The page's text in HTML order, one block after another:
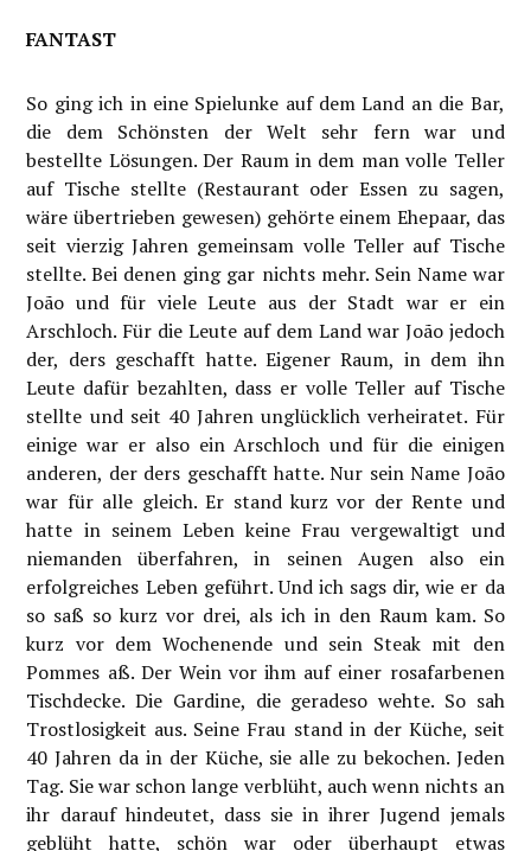
FANTAST
So ging ich in eine Spielunke auf dem Land an die Bar,
die dem Schönsten der Welt sehr fern war und
bestellte Lösungen. Der Raum in dem man volle Teller
auf Tische stellte (Restaurant oder Essen zu sagen,
wäre übertrieben gewesen) gehörte einem Ehepaar, das
seit vierzig Jahren gemeinsam volle Teller auf Tische
stellte. Bei denen ging gar nichts mehr. Sein Name war
João und für viele Leute aus der Stadt war er ein
Arschloch. Für die Leute auf dem Land war João jedoch
der, ders geschafft hatte. Eigener Raum, in dem ihn
Leute dafür bezahlten, dass er volle Teller auf Tische
stellte und seit 40 Jahren unglücklich verheiratet. Für
einige war er also ein Arschloch und für die einigen
anderen, der ders geschafft hatte. Nur sein Name João
war für alle gleich. Er stand kurz vor der Rente und
hatte in seinem Leben keine Frau vergewaltigt und
niemanden überfahren, in seinen Augen also ein
erfolgreiches Leben geführt. Und ich sags dir, wie er da
so saß so kurz vor drei, als ich in den Raum kam. So
kurz vor dem Wochenende und sein Steak mit den
Pommes aß. Der Wein vor ihm auf einer rosafarbenen
Tischdecke. Die Gardine, die geradeso wehte. So sah
Trostlosigkeit aus. Seine Frau stand in der Küche, seit
40 Jahren da in der Küche, sie alle zu bekochen. Jeden
Tag. Sie war schon lange verblüht, auch wenn nichts an
ihr darauf hindeutet, dass sie in ihrer Jugend jemals
geblüht hatte, schön war oder überhaupt etwas